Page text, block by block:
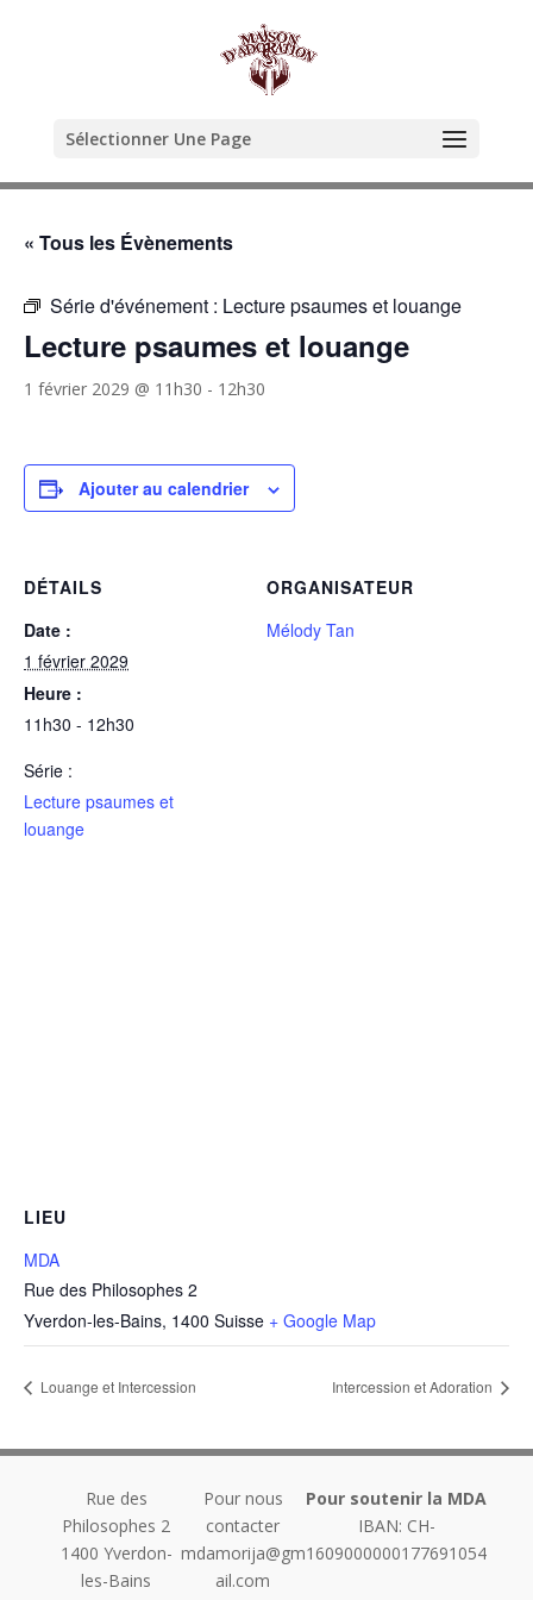
Sélectionner Une Page
« Tous les Évènements
Série d'événement : Lecture psaumes et louange
Lecture psaumes et louange
1 février 2029 @ 11h30 - 12h30
Ajouter au calendrier
DÉTAILS
Date :
1 février 2029
Heure :
11h30 - 12h30
Série :
Lecture psaumes et
louange
ORGANISATEUR
Mélody Tan
LIEU
MDA
Rue des Philosophes 2
Yverdon-les-Bains, 1400 Suisse + Google Map
Louange et Intercession Intercession et Adoration
Rue des
Philosophes 2
1400 Yverdon-
les-Bains
Pour nous
contacter
mdamorija@gm
ail.com
Pour soutenir la MDA
IBAN: CH-
1609000000177691054